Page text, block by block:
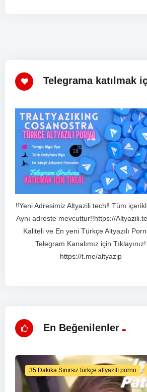
Telegrama katılmak
‼️Yeni Adresimiz Altyazili.tech‼️ Tüm
Aynı adreste mevcuttur!!https://
Kaliteli ve En yeni Türkçe Altyazılı
Telegram Kanalımız için Tıklayınız!
https://t.me/altyazip
En Beğenilenler
35 Dakika Sınırsız türkçe altyazılı porno